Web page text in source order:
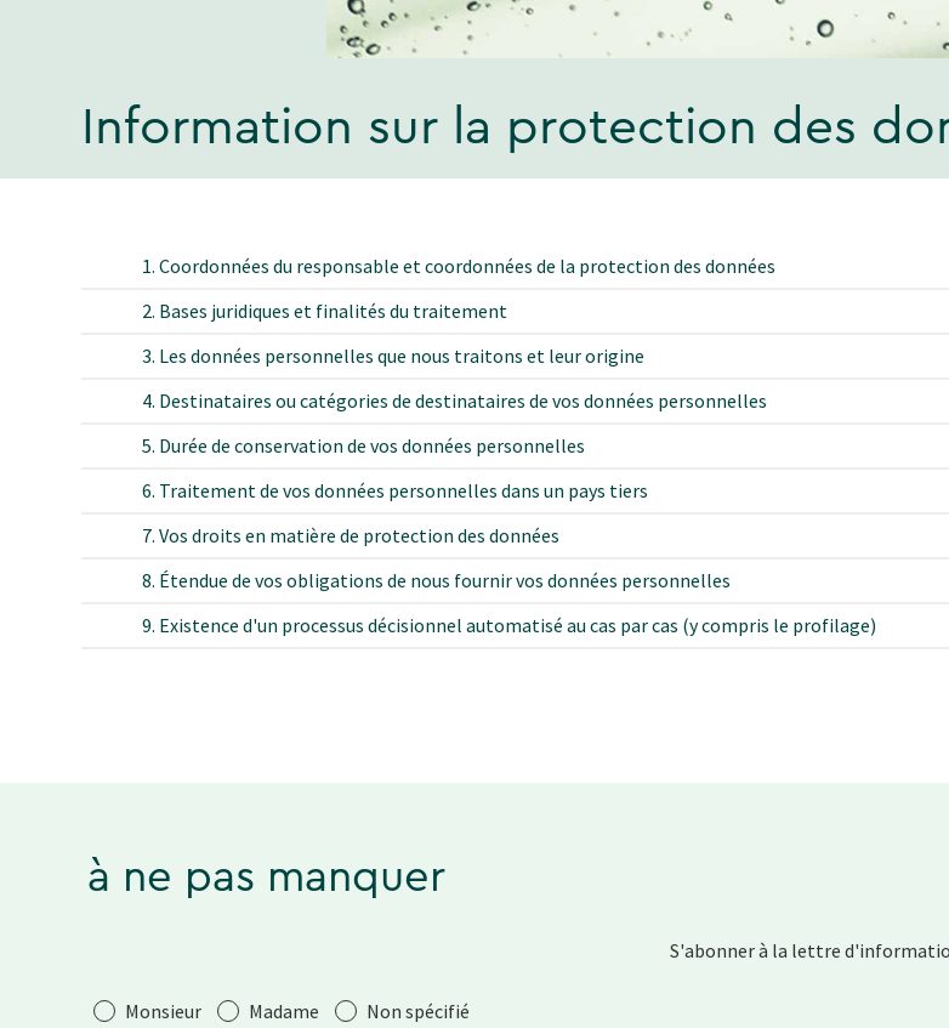
Information sur la protection des
1. Coordonnées du responsable et coordonnées de la protection des données
2. Bases juridiques et finalités du traitement
3. Les données personnelles que nous traitons et leur origine
4. Destinataires ou catégories de destinataires de vos données personnelles
5. Durée de conservation de vos données personnelles
6. Traitement de vos données personnelles dans un pays tiers
7. Vos droits en matière de protection des données
8. Étendue de vos obligations de nous fournir vos données personnelles
9. Existence d'un processus décisionnel automatisé au cas par cas (y compris le profilage)
à ne pas manquer
S'abonner à la lettre
Salutation
Monsieur Madame Non spécifié